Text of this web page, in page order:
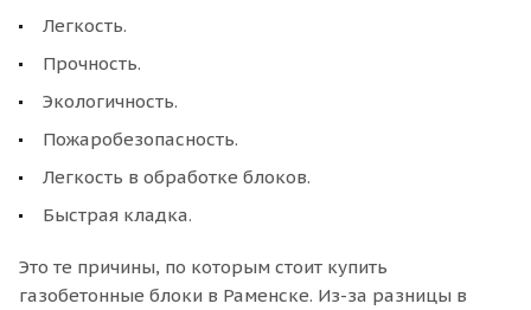
Легкость.
Прочность.
Экологичность.
Пожаробезопасность.
Легкость в обработке блоков.
Быстрая кладка.
Это те причины, по которым стоит купить
газобетонные блоки в Раменске. Из-за разницы в